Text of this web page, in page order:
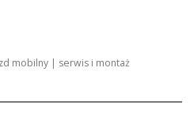
mobilny | serwis i montaż